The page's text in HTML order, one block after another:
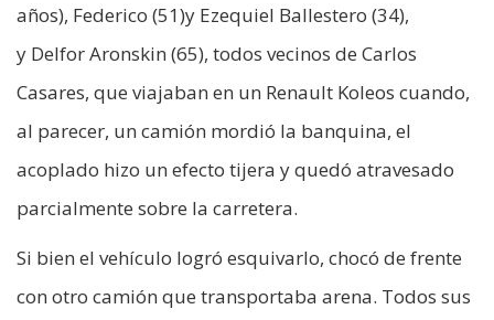
años), Federico (51)y Ezequiel Ballestero (34),
y Delfor Aronskin (65), todos vecinos de Carlos
Casares, que viajaban en un Renault Koleos cuando,
al parecer, un camión mordió la banquina, el
acoplado hizo un efecto tijera y quedó atravesado
parcialmente sobre la carretera.
Si bien el vehículo logró esquivarlo, chocó de frente
con otro camión que transportaba arena. Todos sus